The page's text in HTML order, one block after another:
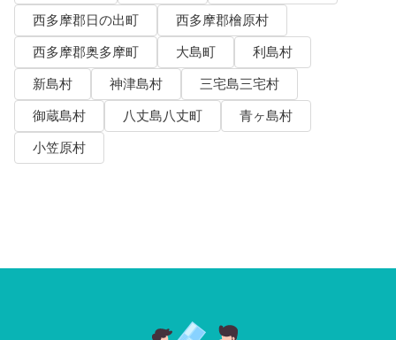
西多摩郡日の出町
西多摩郡檜原村
西多摩郡奥多摩町
大島町
利島村
新島村
神津島村
三宅島三宅村
御蔵島村
八丈島八丈町
青ヶ島村
小笠原村